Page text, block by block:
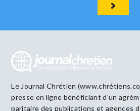
Le Journal Chrétien
presse en ligne bénéficiant d’un
paritaire des publications et agences